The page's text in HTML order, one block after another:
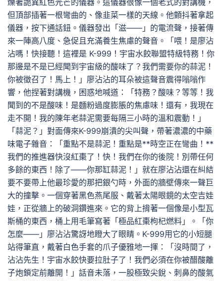
爍著詭異紅色光芒的儀器。這儀器很像一個老式的對講機，
但頂部插著一根彎曲的、像韭菜一樣的天線。他顫抖著拿起
儀器，按下通話鈕。儀器發出「滋——」的電流聲，接著傳
來一陣高八度、急促且充滿養生焦慮的聲音。「喂！是廖沾
沾嗎！快接聽！這裡是 K-999！宇宙水餃聯盟特級特務！你
那邊是不是已經聞到宇宙級的酸味了？我們需要你的蒜泥！
你被徵召了！馬上！」廖沾沾的耳朵被這聲音震得嗡嗡作
響，他捏著對講機，困惑地喊道：「特務？酸味？等等！我
聞到的不是酸味！是麵粉過度膨脹的焦慮味！還有，我現在
走不開！我的陳年老蒜泥需要每隔三小時的溫和震動！」
「蒜泥？」對面傳來K-999崩潰的尖叫聲，帶著濃濃的中藥
味電子雜音：「重點不是蒜泥！重點是**時空正在彎曲！**
我們的推進器快沒紅棗了！快！我們在你的後院！別帶任何
多餘的東西！除了——你那缸蒜泥！」就在廖沾沾還在糾結
要不要帶上他最珍愛的那把銀勺時，外面的牆壁傳來一聲巨
大的撞擊。一個穿著黑色燕尾服、戴著太陽眼鏡的太空吉娃
娃，正從牆上的破洞鑽進來。它的背上揹著一個像是小型瓦
斯桶的東西，桶上用毛筆寫著「極品紅棗枸杞燃料」。「你
怎麼——」廖沾沾驚訝地瞪大了眼睛。K-999用它的小短腿
站得筆直，戴著白色手套的爪子優雅地一揮：「沒時間了，
沾沾先生！宇宙水餃快要拉肚子了！我們必須在你被醋酸離
子炮鎖定前離開！」話音未落，一股極致尖銳、刺鼻的酸氣